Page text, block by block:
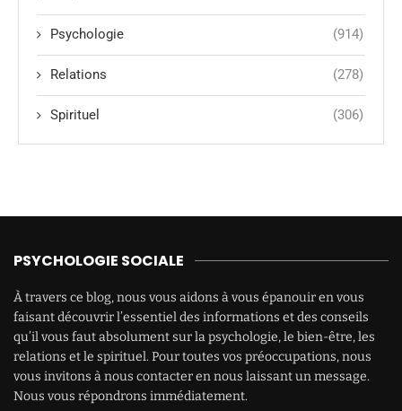
Psychologie (914)
Relations (278)
Spirituel (306)
PSYCHOLOGIE SOCIALE
À travers ce blog, nous vous aidons à vous épanouir en vous
faisant découvrir l’essentiel des informations et des conseils
qu’il vous faut absolument sur la psychologie, le bien-être, les
relations et le spirituel. Pour toutes vos préoccupations, nous
vous invitons à nous contacter en nous laissant un message.
Nous vous répondrons immédiatement.